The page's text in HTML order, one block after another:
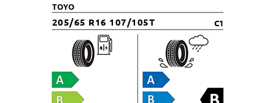
TOYO
205/65 R16 107/105T C1